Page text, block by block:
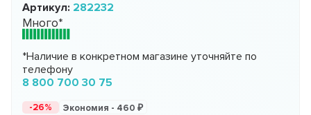
Артикул: 282232
Много*
*Наличие в конкретном магазине уточняйте по
телефону
8 800 700 30 75
-26% Экономия - 460